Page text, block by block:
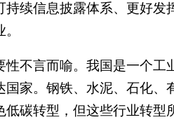
持续信息披露体系、更好发
不言而喻。我国是一个工
国家。钢铁、水泥、石化、
低碳转型，但这些行业转型